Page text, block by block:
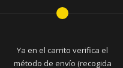
Ya en el carrito verifica el
método de envío (recogida